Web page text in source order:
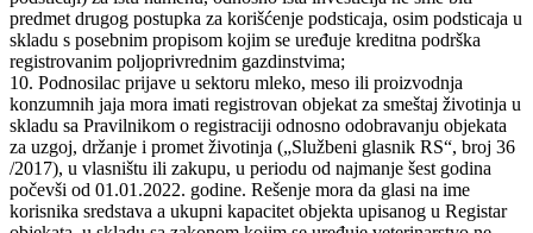
predmet drugog postupka za korišćenje podsticaja, osim podsticaja u
skladu s posebnim propisom kojim se uređuje kreditna podrška
registrovanim poljoprivrednim gazdinstvima;
10. Podnosilac prijave u sektoru mleko, meso ili proizvodnja
konzumnih jaja mora imati registrovan objekat za smeštaj životinja u
skladu sa Pravilnikom o registraciji odnosno odobravanju objekata
za uzgoj, držanje i promet životinja („Službeni glasnik RS“, broj 36
/2017), u vlasništu ili zakupu, u periodu od najmanje šest godina
počevši od 01.01.2022. godine. Rešenje mora da glasi na ime
korisnika sredstava a ukupni kapacitet objekta upisanog u Registar